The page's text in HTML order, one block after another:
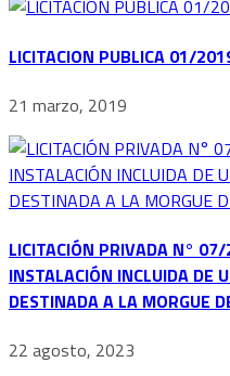
LICITACION PUBLICA 01/
21 marzo, 2019
LICITACIÓN PRIVADA N°
INSTALACIÓN INCLUIDA DE
DESTINADA A LA MORGUE
22 agosto, 2023